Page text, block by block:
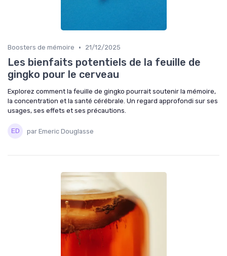
Boosters de mémoire • 21/12/2025
Les bienfaits potentiels de la feuille de
gingko pour le cerveau
Explorez comment la feuille de gingko pourrait soutenir la mémoire,
la concentration et la santé cérébrale. Un regard approfondi sur ses
usages, ses effets et ses précautions.
par Emeric Douglasse